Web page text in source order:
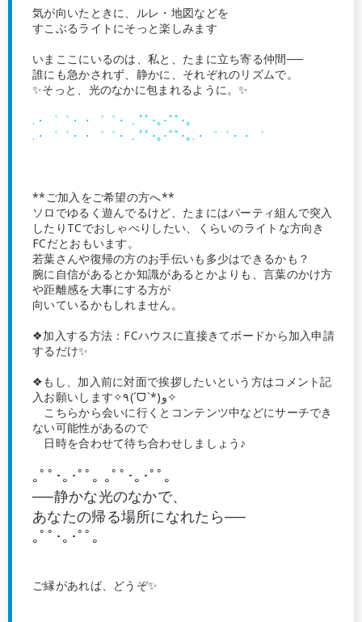
気が向いたときに、ルレ・地図などを
すこぶるライトにそっと楽しみます
いまここにいるのは、私と、たまに立ち寄る仲間──
誰にも急かされず、静かに、それぞれのリズムで。
✨そっと、光のなかに包まれるように。✨
.・゜゜・・゜゜・．ﾟﾟ･｡･ﾟﾟ･｡
.・゜゜・・゜゜・．ﾟﾟ･｡･ﾟﾟ･｡.・゜゜・・゜
**ご加入をご希望の方へ**
ソロでゆるく遊んでるけど、たまにはパーティ組んで突入
したりTCでおしゃべりしたい、くらいのライトな方向き
FCだとおもいます。
若葉さんや復帰の方のお手伝いも多少はできるかも？
腕に自信があるとか知識があるとかよりも、言葉のかけ方
や距離感を大事にする方が
向いているかもしれません。
❖加入する方法：FCハウスに直接きてボードから加入申請
するだけ✨
❖もし、加入前に対面で挨拶したいという方はコメント記
入お願いします✧٩(ˊᗜˋ*)و✧
こちらから会いに行くとコンテンツ中などにサーチでき
ない可能性があるので
日時を合わせて待ち合わせしましょう♪
｡ﾟﾟ･｡･ﾟﾟ｡ ｡ﾟﾟ･｡･ﾟﾟ｡
──静かな光のなかで、
あなたの帰る場所になれたら──
｡ﾟﾟ･｡･ﾟﾟ｡
ご縁があれば、どうぞ✨